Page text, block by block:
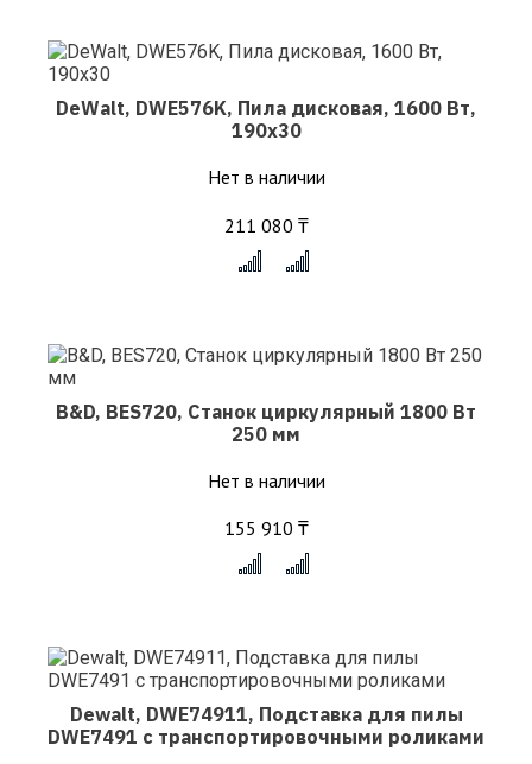
DeWalt, DWE576K, Пила дисковая, 1600 Вт,
190х30
Нет в наличии
211 080 ₸
B&D, BES720, Станок циркулярный 1800 Вт
250 мм
Нет в наличии
155 910 ₸
Dewalt, DWE74911, Подставка для пилы
DWE7491 с транспортировочными роликами